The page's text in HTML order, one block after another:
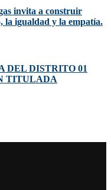
invita a construir
la igualdad y la empatía.
DEL DISTRITO 01
TITULADA